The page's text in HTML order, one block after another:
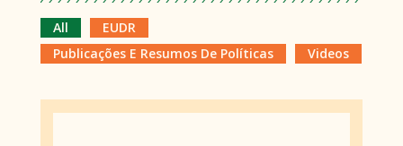
All
EUDR
Publicações E Resumos De Políticas
Videos